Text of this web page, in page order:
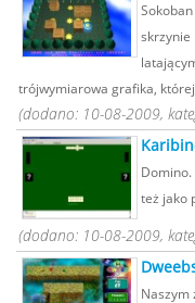
skrzynie
trójwymiarowa grafika,
(dodano: 10-08-2009,
też jako
(dodano: 10-08-2009,
Naszym